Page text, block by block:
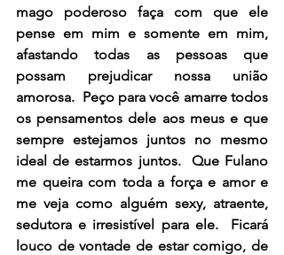
mago poderoso faça com que ele
pense em mim e somente em mim,
afastando todas as pessoas que
possam prejudicar nossa união
amorosa.  Peço para você amarre todos
os pensamentos dele aos meus e que
sempre estejamos juntos no mesmo
ideal de estarmos juntos.  Que Fulano
me queira com toda a força e amor e
me veja como alguém sexy, atraente,
sedutora e irresistível para ele.  Ficará
louco de vontade de estar comigo, de